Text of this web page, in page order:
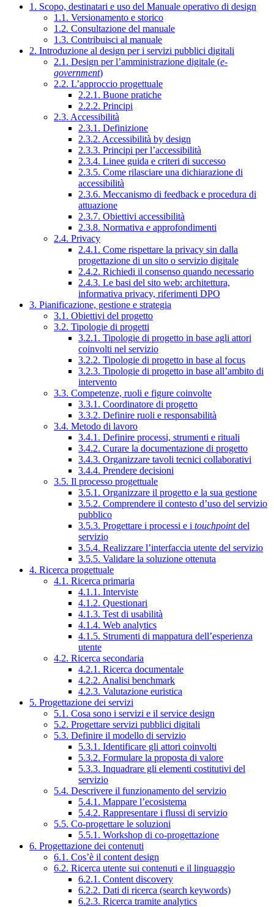
1. Scopo, destinatari e uso del Manuale operativo di design
1.1. Versionamento e storico
1.2. Consultazione del manuale
1.3. Contribuisci al manuale
2. Introduzione al design per i servizi pubblici digitali
2.1. Design per l’amministrazione digitale (e-
government)
2.2. L’approccio progettuale
2.2.1. Buone pratiche
2.2.2. Principi
2.3. Accessibilità
2.3.1. Definizione
2.3.2. Accessibilità by design
2.3.3. Principi per l’accessibilità
2.3.4. Linee guida e criteri di successo
2.3.5. Come rilasciare una dichiarazione di
accessibilità
2.3.6. Meccanismo di feedback e procedura di
attuazione
2.3.7. Obiettivi accessibilità
2.3.8. Normativa e approfondimenti
2.4. Privacy
2.4.1. Come rispettare la privacy sin dalla
progettazione di un sito o servizio digitale
2.4.2. Richiedi il consenso quando necessario
2.4.3. Le basi del sito web: architettura,
informativa privacy, riferimenti DPO
3. Pianificazione, gestione e strategia
3.1. Obiettivi del progetto
3.2. Tipologie di progetti
3.2.1. Tipologie di progetto in base agli attori
coinvolti nel servizio
3.2.2. Tipologie di progetto in base al focus
3.2.3. Tipologie di progetto in base all’ambito di
intervento
3.3. Competenze, ruoli e figure coinvolte
3.3.1. Coordinatore di progetto
3.3.2. Definire ruoli e responsabilità
3.4. Metodo di lavoro
3.4.1. Definire processi, strumenti e rituali
3.4.2. Curare la documentazione di progetto
3.4.3. Organizzare tavoli tecnici collaborativi
3.4.4. Prendere decisioni
3.5. Il processo progettuale
3.5.1. Organizzare il progetto e la sua gestione
3.5.2. Comprendere il contesto d’uso del servizio
pubblico
3.5.3. Progettare i processi e i touchpointdel
servizio
3.5.4. Realizzare l’interfaccia utente del servizio
3.5.5. Validare la soluzione ottenuta
4. Ricerca progettuale
4.1. Ricerca primaria
4.1.1. Interviste
4.1.2. Questionari
4.1.3. Test di usabilità
4.1.4. Web analytics
4.1.5. Strumenti di mappatura dell’esperienza
utente
4.2. Ricerca secondaria
4.2.1. Ricerca documentale
4.2.2. Analisi benchmark
4.2.3. Valutazione euristica
5. Progettazione dei servizi
5.1. Cosa sono i servizi e il service design
5.2. Progettare servizi pubblici digitali
5.3. Definire il modello di servizio
5.3.1. Identificare gli attori coinvolti
5.3.2. Formulare la proposta di valore
5.3.3. Inquadrare gli elementi costitutivi del
servizio
5.4. Descrivere il funzionamento del servizio
5.4.1. Mappare l’ecosistema
5.4.2. Rappresentare i flussi di servizio
5.5. Co-progettare le soluzioni
5.5.1. Workshop di co-progettazione
6. Progettazione dei contenuti
6.1. Cos’è il content design
6.2. Ricerca utente sui contenuti e il linguaggio
6.2.1. Content discovery
6.2.2. Dati di ricerca (search keywords)
6.2.3. Ricerca tramite analytics